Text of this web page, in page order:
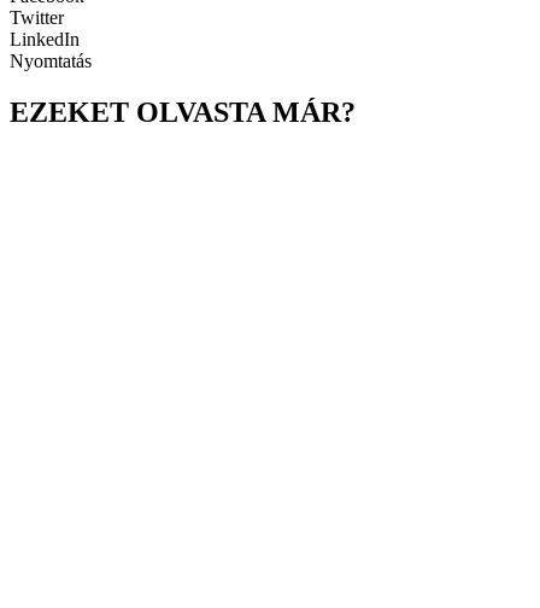
Twitter
LinkedIn
Nyomtatás
EZEKET OLVASTA MÁR?